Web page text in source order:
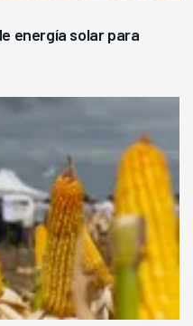
energía solar para